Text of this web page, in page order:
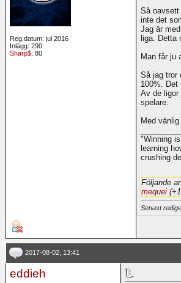
Reg.datum: jul 2016
Inlägg: 290
Sharp$: 80
Så oavsett
inte det
Jag är
liga. Detta
Man får ju
Så jag tror
100%. Det
Av de ligor
spelare.
Med
"Winning
learning
crushing
Följande
mequei
Senast
2017-08-02, 13:41
eddieh